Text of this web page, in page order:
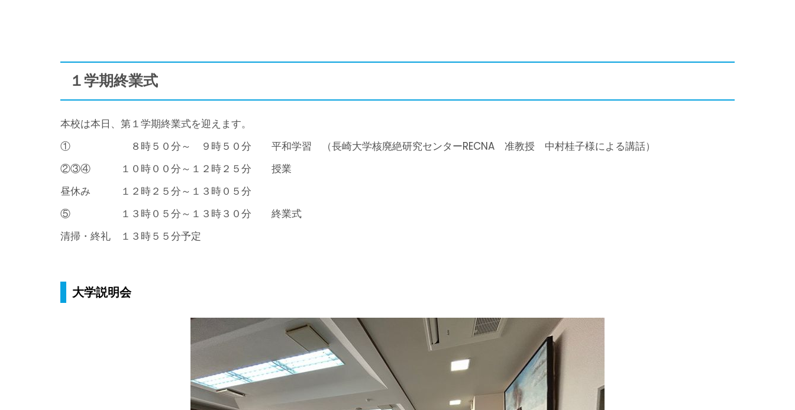
１学期終業式
本校は本日、第１学期終業式を迎えます。
① ８時５０分～ ９時５０分 平和学習 （長崎大学核廃絶研究センターRECNA 准教授 中村桂子様による講話）
②③④ １０時００分～１２時２５分 授業
昼休み １２時２５分～１３時０５分
⑤ １３時０５分～１３時３０分 終業式
清掃・終礼 １３時５５分予定
大学説明会